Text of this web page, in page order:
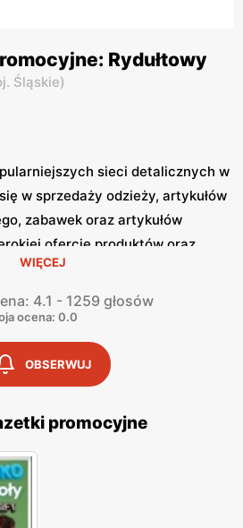
Rydułtowy
Śląskie)
sieci detalicznych w
w sprzedaży odzieży, artykułów
zabawek oraz artykułów
ofercie produktów oraz
zdobyło zaufanie milionów
zaletą tej sieci jest dbałość o
, co sprawia, że zakupy w
grupy odbiorców. Jednym z
strategii marketingowej
promocyjne
a każda z nich zawiera
w obniżonych cenach. Dzięki
bieżąco z najnowszymi
pozwala im na planowanie
i oszczędny. Oferta
WIĘCEJ
4.1 - 1259 głosów
ocena: 0.0
OBSERWUJ
promocyjne